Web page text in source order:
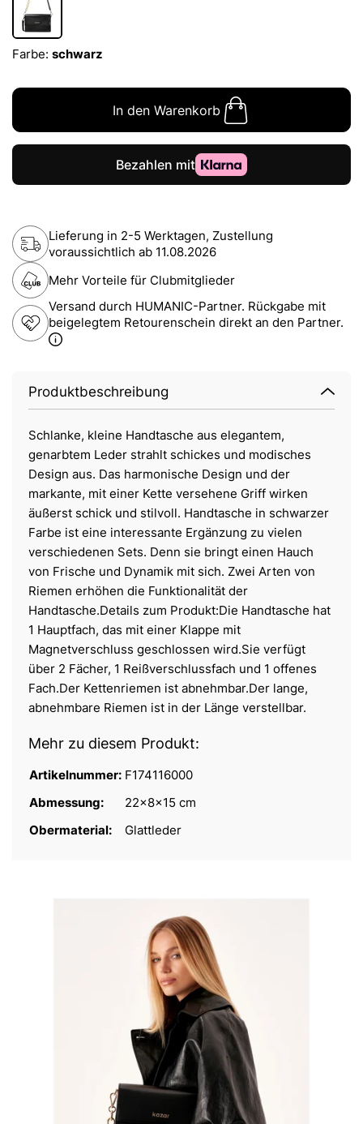
Farbe: schwarz
In den Warenkorb
Lieferung in 2-5 Werktagen, Zustellung
voraussichtlich ab 11.08.2026
Mehr Vorteile für Clubmitglieder
Versand durch HUMANIC-Partner. Rückgabe mit
beigelegtem Retourenschein direkt an den Partner.
Produktbeschreibung
Schlanke, kleine Handtasche aus elegantem,
genarbtem Leder strahlt schickes und modisches
Design aus. Das harmonische Design und der
markante, mit einer Kette versehene Griff wirken
äußerst schick und stilvoll. Handtasche in schwarzer
Farbe ist eine interessante Ergänzung zu vielen
verschiedenen Sets. Denn sie bringt einen Hauch
von Frische und Dynamik mit sich. Zwei Arten von
Riemen erhöhen die Funktionalität der
Handtasche.Details zum Produkt:Die Handtasche hat
1 Hauptfach, das mit einer Klappe mit
Magnetverschluss geschlossen wird.Sie verfügt
über 2 Fächer, 1 Reißverschlussfach und 1 offenes
Fach.Der Kettenriemen ist abnehmbar.Der lange,
abnehmbare Riemen ist in der Länge verstellbar.
Mehr zu diesem Produkt:
Artikelnummer: F174116000
Abmessung:
22x8x15 cm
Obermaterial:
Glattleder